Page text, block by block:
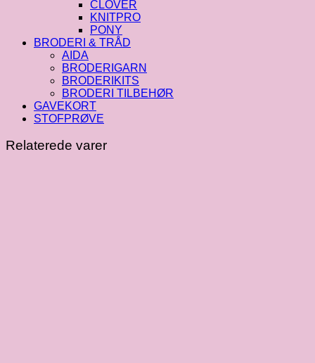
CLOVER
KNITPRO
PONY
BRODERI & TRÅD
AIDA
BRODERIGARN
BRODERIKITS
BRODERI TILBEHØR
GAVEKORT
STOFPRØVE
Relaterede varer